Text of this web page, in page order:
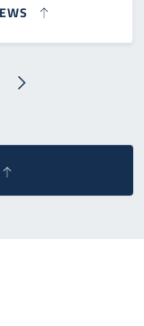
Pagina successiva